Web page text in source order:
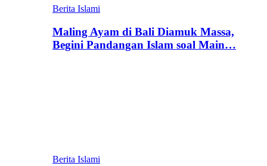
Berita Islami
Maling Ayam di Bali Diamuk Massa,
Begini Pandangan Islam soal Main…
Berita Islami